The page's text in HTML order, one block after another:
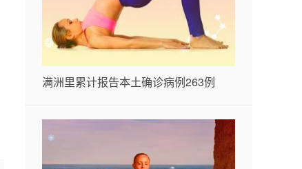
满洲里累计报告本土确诊病例263例